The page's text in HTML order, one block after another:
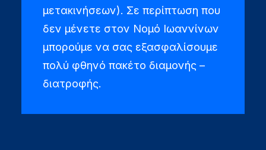
μετακινήσεων). Σε περίπτωση που
δεν μένετε στον Νομό Ιωαννίνων
μπορούμε να σας εξασφαλίσουμε
πολύ φθηνό πακέτο διαμονής –
διατροφής.